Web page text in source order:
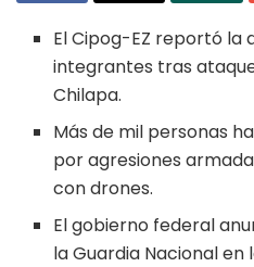
El Cipog-EZ reportó la
integrantes tras
Chilapa.
Más de mil personas
por agresiones
con drones.
El gobierno federal
la Guardia Nacional en